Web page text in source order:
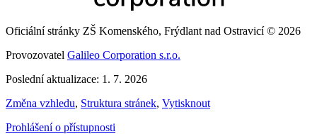
Oficiální stránky ZŠ Komenského, Frýdlant nad Ostravicí © 2026
Provozovatel Galileo Corporation s.r.o.
Poslední aktualizace: 1. 7. 2026
Změna vzhledu, Struktura stránek, Vytisknout
Prohlášení o přístupnosti